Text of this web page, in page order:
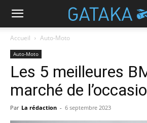
Accueil Auto-Moto
Auto-Moto
Les 5 meilleures
marché de
Par La rédaction - 6 septembre 2023